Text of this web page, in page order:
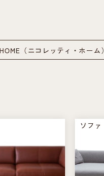
（ニコレッティ・ホーム）
ソファ